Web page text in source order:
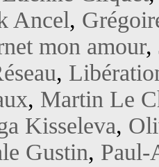
Ancel,
mon amour,
,
, Martin Le
Kisseleva,
Gustin, Paul-